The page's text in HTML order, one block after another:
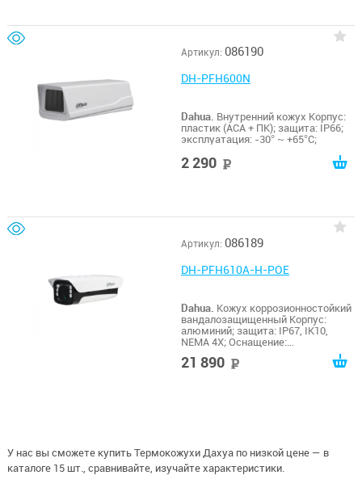
Артикул: 086190
DH-PFH600N
Dahua. Внутренний кожух Корпус:
пластик (АСА + ПК); защита: IP66;
эксплуатация: -30° ~ +65°C;
2 290
Артикул: 086189
DH-PFH610A-H-POE
Dahua. Кожух коррозионностойкий
вандалозащищенный Корпус:
алюминий; защита: IP67, IK10,
NEMA 4X; Оснащение:
PoE+; эксплуатация: -40º~+60ºC;
21 890
У нас вы сможете купить Термокожухи Дахуа по низкой цене — в
каталоге 15 шт., сравнивайте, изучайте характеристики.